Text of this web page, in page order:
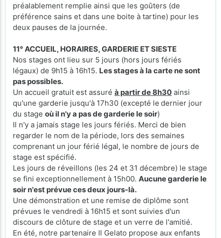
préalablement remplie ainsi que les goûters (de
préférence sains et dans une boite à tartine) pour les
deux pauses de la journée.
11° ACCUEIL, HORAIRES, GARDERIE ET SIESTE
Nos stages ont lieu sur 5 jours (hors jours fériés
légaux) de 9h15 à 16h15. Les stages à la carte ne sont
pas possibles.
Un accueil gratuit est assuré à partir de 8h30 ainsi
qu'une garderie jusqu'à 17h30 (excepté le dernier jour
du stage où il n'y a pas de garderie le soir)
Il n'y a jamais stage les jours fériés. Merci de bien
regarder le nom de la période, lors des semaines
comprenant un jour férié légal, le nombre de jours de
stage est spécifié.
Les jours de réveillons (les 24 et 31 décembre) le stage
se fini exceptionnellement à 15h00. Aucune garderie le
soir n'est prévue ces deux jours-là.
Une démonstration et une remise de diplôme sont
prévues le vendredi à 16h15 et sont suivies d'un
discours de clôture de stage et un verre de l'amitié.
En été, notre partenaire Il Gelato propose aux enfants